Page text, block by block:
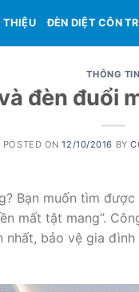
THIỆU ĐÈN DIỆT CÔN
THÔNG TIN
đèn đuổi
POSTED ON12/10/2016 BY
Bạn muốn tìm
mất tật mang”.
bảo vệ gia